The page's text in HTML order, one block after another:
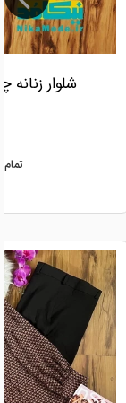
شلوار